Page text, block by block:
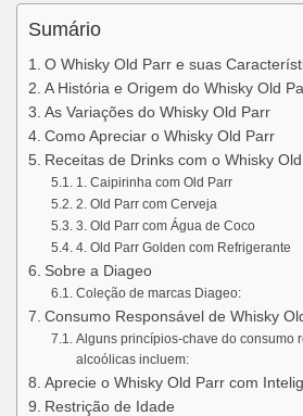
Sumário
O Whisky Old Parr e suas
A História e Origem do Whisky Old
As Variações do Whisky Old Parr
Como Apreciar o Whisky Old Parr
Receitas de Drinks com o Whisky
1. Caipirinha com Old Parr
2. Old Parr com Cerveja
3. Old Parr com Água de Coco
4. Old Parr Golden com Refrigerante
Sobre a Diageo
Coleção de marcas Diageo:
Consumo Responsável de Whisky
Alguns princípios-chave do consumo
alcoólicas incluem:
Aprecie o Whisky Old Parr com
Restrição de Idade